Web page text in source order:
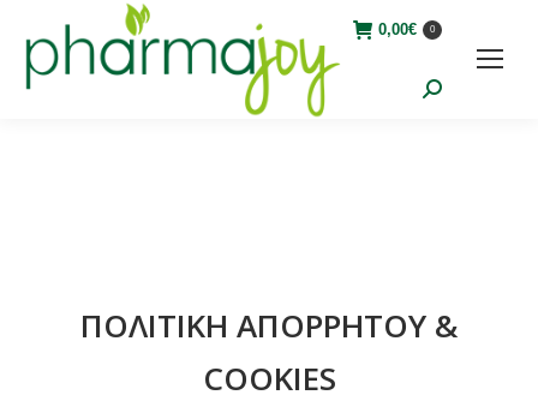
0,00€ 0
Search:
ΠΟΛΙΤΙΚΗ ΑΠΟΡΡΗΤΟΥ &
COOKIES